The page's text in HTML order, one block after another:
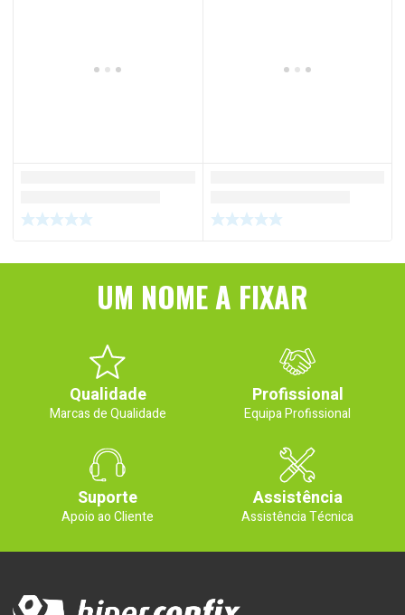
UM NOME A FIXAR
Qualidade
Marcas de Qualidade
Profissional
Equipa Profissional
Suporte
Apoio ao Cliente
Assistência
Assistência Técnica